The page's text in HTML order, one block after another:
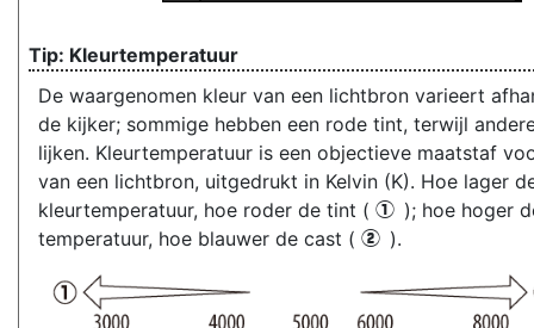
Kleurtemperatuur
De waargenomen kleur van een lichtbron varieert
de kijker; sommige hebben een rode tint, terwijl
lijken. Kleurtemperatuur is een objectieve maatstaf
van een lichtbron, uitgedrukt in Kelvin (K). Hoe lager
kleurtemperatuur, hoe roder de tint ( q ); hoe hoger
temperatuur, hoe blauwer de cast ( w ).